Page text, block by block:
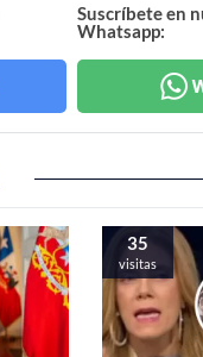
Suscríbete en
Whatsapp:
35
visitas